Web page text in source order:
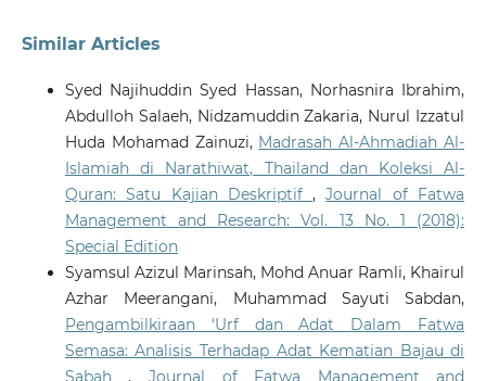
Similar Articles
Syed Najihuddin Syed Hassan, Norhasnira Ibrahim,
Abdulloh Salaeh, Nidzamuddin Zakaria, Nurul Izzatul
Huda Mohamad Zainuzi, Madrasah Al-Ahmadiah Al-
Islamiah di Narathiwat, Thailand dan Koleksi Al-
Quran: Satu Kajian Deskriptif,Journal of Fatwa
Management and Research: Vol. 13 No. 1 (2018):
Special Edition
Syamsul Azizul Marinsah, Mohd Anuar Ramli, Khairul
Azhar Meerangani, Muhammad Sayuti Sabdan,
Pengambilkiraan ‘Urf dan Adat Dalam Fatwa
Semasa: Analisis Terhadap Adat Kematian Bajau di
Sabah, Journal of Fatwa Management and